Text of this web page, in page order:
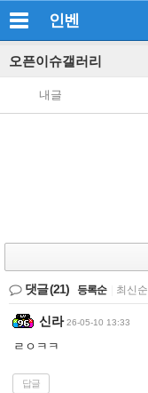
인벤
오픈이슈갤러리
내글
댓글(21) 등록순 최신순
신라 26-05-10 13:33
ㄹㅇㅋㅋ
답글